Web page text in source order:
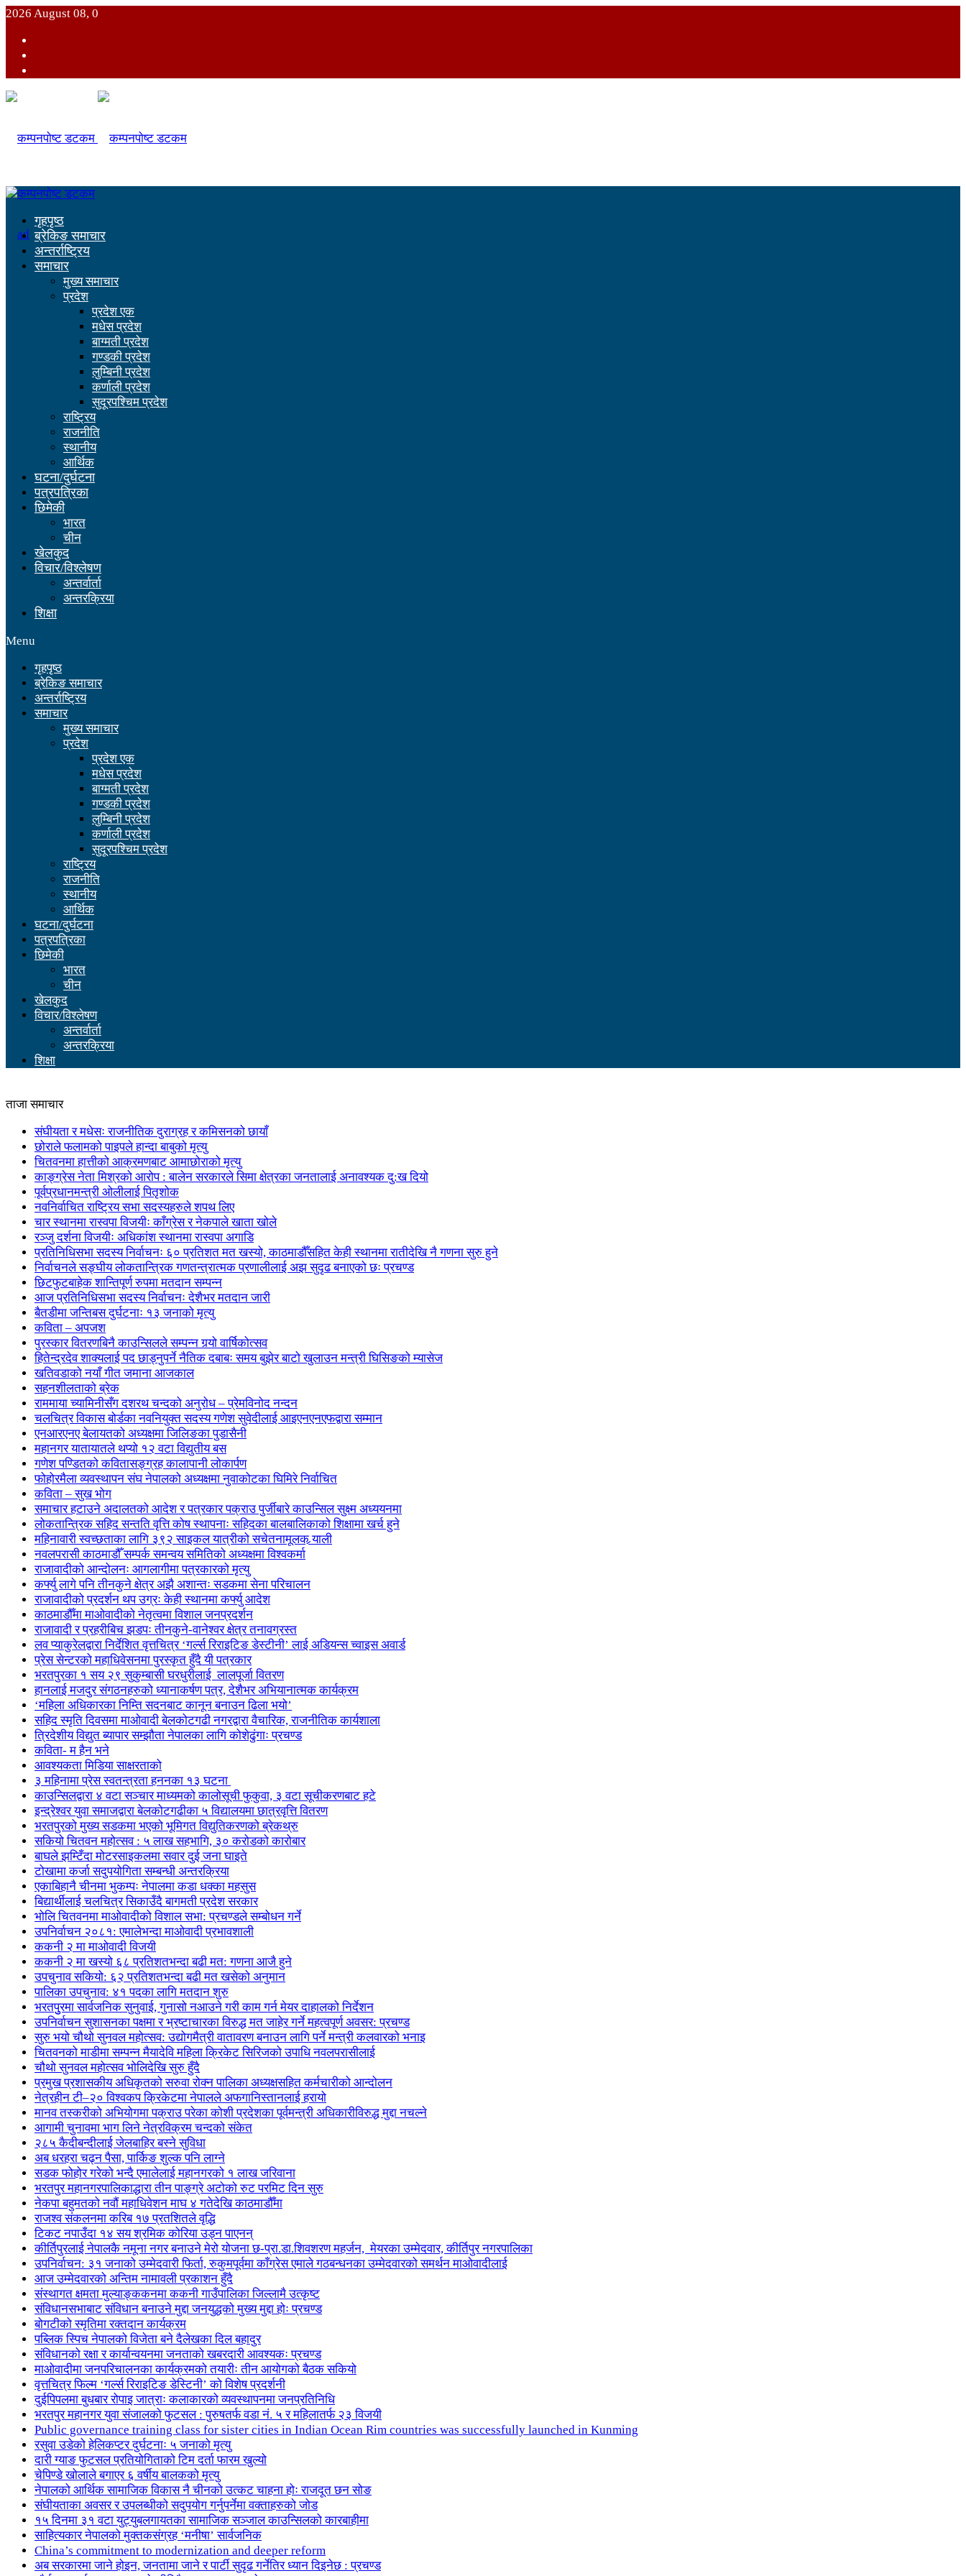
2026 August 08, 0
गृहपृष्ठ
ब्रेकिङ समाचार
अन्तर्राष्ट्रिय
समाचार
मुख्य समाचार
प्रदेश
प्रदेश एक
मधेस प्रदेश
बाग्मती प्रदेश
गण्डकी प्रदेश
लुम्बिनी प्रदेश
कर्णाली प्रदेश
सुदूरपश्चिम प्रदेश
राष्ट्रिय
राजनीति
स्थानीय
आर्थिक
घटना/दुर्घटना
पत्रपत्रिका
छिमेकी
भारत
चीन
खेलकुद
विचार/विश्लेषण
अन्तर्वार्ता
अन्तरक्रिया
शिक्षा
Menu
गृहपृष्ठ
ब्रेकिङ समाचार
अन्तर्राष्ट्रिय
समाचार
मुख्य समाचार
प्रदेश
प्रदेश एक
मधेस प्रदेश
बाग्मती प्रदेश
गण्डकी प्रदेश
लुम्बिनी प्रदेश
कर्णाली प्रदेश
सुदूरपश्चिम प्रदेश
राष्ट्रिय
राजनीति
स्थानीय
आर्थिक
घटना/दुर्घटना
पत्रपत्रिका
छिमेकी
भारत
चीन
खेलकुद
विचार/विश्लेषण
अन्तर्वार्ता
अन्तरक्रिया
शिक्षा
ताजा समाचार
संघीयता र मधेसः राजनीतिक दुराग्रह र कमिसनको छायाँ
छोराले फलामको पाइपले हान्दा बाबुको मृत्यु
चितवनमा हात्तीको आक्रमणबाट आमाछोराको मृत्यु
काङ्ग्रेस नेता मिश्रको आरोप : बालेन सरकारले सिमा क्षेत्रका जनतालाई अनावश्यक दु:ख दियो
पूर्वप्रधानमन्त्री ओलीलाई पितृशोक
नवनिर्वाचित राष्ट्रिय सभा सदस्यहरुले शपथ लिए
चार स्थानमा रास्वपा विजयीः काँग्रेस र नेकपाले खाता खोले
रञ्जु दर्शना विजयीः अधिकांश स्थानमा रास्वपा अगाडि
प्रतिनिधिसभा सदस्य निर्वाचनः ६० प्रतिशत मत खस्यो, काठमाडौँसहित केही स्थानमा रातीदेखि नै गणना सुरु हुने
निर्वाचनले सङ्घीय लोकतान्त्रिक गणतन्त्रात्मक प्रणालीलाई अझ सुदृढ बनाएको छः प्रचण्ड
छिटफुटबाहेक शान्तिपूर्ण रुपमा मतदान सम्पन्न
आज प्रतिनिधिसभा सदस्य निर्वाचनः देशैभर मतदान जारी
बैतडीमा जन्तिबस दुर्घटनाः १३ जनाको मृत्यु
कविता – अपजश
पुरस्कार वितरणबिनै काउन्सिलले सम्पन्न गर्‍यो वार्षिकोत्सव
हितेन्द्रदेव शाक्यलाई पद छाड्नुपर्ने नैतिक दबाबः समय बुझेर बाटो खुलाउन मन्त्री घिसिङको म्यासेज
खतिवडाको नयाँ गीत जमाना आजकाल
सहनशीलताको ब्रेक
राममाया च्यामिनीसँग दशरथ चन्दको अनुरोध – प्रेमविनोद नन्दन
चलचित्र विकास बोर्डका नवनियुक्त सदस्य गणेश सुवेदीलाई आइएनएनएफद्वारा सम्मान
एनआरएनए बेलायतको अध्यक्षमा जिलिङका पुडासैनी
महानगर यातायातले थप्यो १२ वटा विद्युतीय बस
गणेश पण्डितको कवितासङ्ग्रह कालापानी लोकार्पण
फोहोरमैला व्यवस्थापन संघ नेपालको अध्यक्षमा नुवाकोटका घिमिरे निर्वाचित
कविता – सुख भोग
समाचार हटाउने अदालतको आदेश र पत्रकार पक्राउ पुर्जीबारे काउन्सिल सुक्ष्म अध्ययनमा
लोकतान्त्रिक सहिद सन्तति वृत्ति कोष स्थापनाः सहिदका बालबालिकाको शिक्षामा खर्च हुने
महिनावारी स्वच्छताका लागि ३९२ साइकल यात्रीको सचेतनामूलक र्‍याली
नवलपरासी काठमाडौँ सम्पर्क समन्वय समितिको अध्यक्षमा विश्वकर्मा
राजावादीको आन्दोलनः आगलागीमा पत्रकारको मृत्यु
कर्फ्यु लागे पनि तीनकुने क्षेत्र अझै अशान्तः सडकमा सेना परिचालन
राजावादीको प्रदर्शन थप उग्रः केही स्थानमा कर्फ्यु आदेश
काठमाडौँमा माओवादीको नेतृत्वमा विशाल जनप्रदर्शन
राजावादी र प्रहरीबिच झडपः तीनकुने-वानेश्वर क्षेत्र तनावग्रस्त
लव प्याकुरेलद्वारा निर्देशित वृत्तचित्र ‘गर्ल्स रिराइटिङ डेस्टीनी’ लाई अडियन्स च्वाइस अवार्ड
प्रेस सेन्टरको महाधिवेसनमा पुरस्कृत हुँदै यी पत्रकार
भरतपुरका १ सय २९ सुकुम्बासी घरधुरीलाई लालपूर्जा वितरण
हानलाई मजदुर संगठनहरुको ध्यानाकर्षण पत्र, देशैभर अभियानात्मक कार्यक्रम
‘महिला अधिकारका निम्ति सदनबाट कानून बनाउन ढिला भयो’
सहिद स्मृति दिवसमा माओवादी बेलकोटगढी नगरद्वारा वैचारिक, राजनीतिक कार्यशाला
त्रिदेशीय विद्युत ब्यापार सम्झौता नेपालका लागि कोशेढुंगाः प्रचण्ड
कविता- म हैन भने
आवश्यकता मिडिया साक्षरताको
३ महिनामा प्रेस स्वतन्त्रता हननका १३ घटना
काउन्सिलद्वारा ४ वटा सञ्चार माध्यमको कालोसूची फुकुवा, ३ वटा सूचीकरणबाट हटे
इन्द्रेश्वर युवा समाजद्वारा बेलकोटगढीका ५ विद्यालयमा छात्रवृत्ति वितरण
भरतपुरको मुख्य सडकमा भएको भूमिगत विद्युतिकरणको ब्रेकथ्रु
सकियो चितवन महोत्सव : ५ लाख सहभागि, ३० करोडको कारोबार
बाघले झम्टिँदा मोटरसाइकलमा सवार दुई जना घाइते
टोखामा कर्जा सदुपयोगिता सम्बन्धी अन्तरक्रिया
एकाबिहानै चीनमा भुकम्पः नेपालमा कडा धक्का महसुस
बिद्यार्थीलाई चलचित्र सिकाउँदै बागमती प्रदेश सरकार
भोलि चितवनमा माओवादीको विशाल सभा: प्रचण्डले सम्बोधन गर्ने
उपनिर्वाचन २०८१: एमालेभन्दा माओवादी प्रभावशाली
ककनी २ मा माओवादी विजयी
ककनी २ मा खस्यो ६८ प्रतिशतभन्दा बढी मत: गणना आजै हुने
उपचुनाव सकियो: ६२ प्रतिशतभन्दा बढी मत खसेको अनुमान
पालिका उपचुनाव: ४१ पदका लागि मतदान शुरु
भरतपुुरमा सार्वजनिक सुनुवाई, गुनासो नआउने गरी काम गर्न मेयर दाहालको निर्देशन
उपनिर्वाचन सुशासनका पक्षमा र भ्रष्टाचारका विरुद्ध मत जाहेर गर्ने महत्वपूर्ण अवसर: प्रचण्ड
सुरु भयो चौथो सुनवल महोत्सव: उद्योगमैत्री वातावरण बनाउन लागि पर्ने मन्त्री कलवारको भनाइ
चितवनको माडीमा सम्पन्न मैयादेवि महिला क्रिकेट सिरिजको उपाधि नवलपरासीलाई
चौथो सुनवल महोत्सव भोलिदेखि सुरु हुँदै
प्रमुख प्रशासकीय अधिकृतको सरुवा रोक्न पालिका अध्यक्षसहित कर्मचारीको आन्दोलन
नेत्रहीन टी–२० विश्वकप क्रिकेटमा नेपालले अफगानिस्तानलाई हरायो
मानव तस्करीको अभियोगमा पक्राउ परेका कोशी प्रदेशका पूर्वमन्त्री अधिकारीविरुद्ध मुद्दा नचल्ने
आगामी चुनावमा भाग लिने नेत्रविक्रम चन्दको संकेत
२८५ कैदीबन्दीलाई जेलबाहिर बस्ने सुविधा
अब धरहरा चढ्न पैसा, पार्किङ शुल्क पनि लाग्ने
सडक फोहोर गरेको भन्दै एमालेलाई महानगरको १ लाख जरिवाना
भरतपुर महानगरपालिकाद्धारा तीन पाङ्ग्रे अटोको रुट परमिट दिन सुरु
नेकपा बहुमतको नवौं महाधिवेशन माघ ४ गतेदेखि काठमाडौँमा
राजश्व संकलनमा करिब १७ प्रतशितले वृद्धि
टिकट नपाउँदा १४ सय श्रमिक कोरिया उड्न पाएनन्
कीर्तिपुरलाई नेपालकै नमूना नगर बनाउने मेरो योजना छ-प्रा.डा.शिवशरण महर्जन, मेयरका उम्मेदवार, कीर्तिपुर नगरपालिका
उपनिर्वाचन: ३१ जनाको उम्मेदवारी फिर्ता, रुकुमपूर्वमा काँग्रेस एमाले गठबन्धनका उम्मेदवारको समर्थन माओवादीलाई
आज उम्मेदवारको अन्तिम नामावली प्रकाशन हुँदै
संस्थागत क्षमता मुल्याङ्ककनमा ककनी गाउँपालिका जिल्लामै उत्कृष्ट
संविधानसभाबाट संविधान बनाउने मुद्दा जनयुद्धको मुख्य मुद्दा होः प्रचण्ड
बोगटीको स्मृतिमा रक्तदान कार्यक्रम
पब्लिक स्पिच नेपालको विजेता बने दैलेखका दिल बहादुर
संविधानको रक्षा र कार्यान्वयनमा जनताको खबरदारी आवश्यकः प्रचण्ड
माओवादीमा जनपरिचालनका कार्यक्रमको तयारीः तीन आयोगको बैठक सकियो
वृत्तचित्र फिल्म ‘गर्ल्स रिराइटिङ डेस्टिनी’ को विशेष प्रदर्शनी
दुईपिपलमा बुधबार रोपाइ जात्राः कलाकारको व्यवस्थापनमा जनप्रतिनिधि
भरतपुर महानगर युवा संजालको फुटसल : पुरुषतर्फ वडा नं. ५ र महिलातर्फ २३ विजयी
Public governance training class for sister cities in Indian Ocean Rim countries was successfully launched in Kunming
रसुवा उडेको हेलिकप्टर दुर्घटनाः ५ जनाको मृत्यु
दारी ग्याङ फुटसल प्रतियोगिताको टिम दर्ता फारम खुल्यो
चेपिण्डे खोलाले बगाएर ६ वर्षीय बालकको मृत्यु
नेपालको आर्थिक सामाजिक विकास नै चीनको उत्कट चाहना होः राजदूत छन सोङ
संघीयताका अवसर र उपलब्धीको सदुपयोग गर्नुपर्नेमा वक्ताहरुको जोड
१५ दिनमा ३१ वटा युट्युबलगायतका सामाजिक सञ्जाल काउन्सिलको कारबाहीमा
साहित्यकार नेपालको मुक्तकसंग्रह ‘मनीषा’ सार्वजनिक
China’s commitment to modernization and deeper reform
अब सरकारमा जाने होइन, जनतामा जाने र पार्टी सुदृढ गर्नेतिर ध्यान दिइनेछ : प्रचण्ड